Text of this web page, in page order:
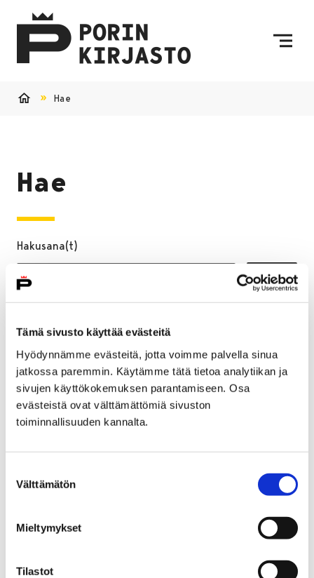
Tämä sivusto käyttää evästeitä
Hyödynnämme evästeitä, jotta voimme palvella sinua
jatkossa paremmin. Käytämme tätä tietoa analytiikan ja
sivujen käyttökokemuksen parantamiseen. Osa
evästeistä ovat välttämättömiä sivuston
toiminnallisuuden kannalta.
valinta
Välttämätön
Mieltymykset
Tilastot
Hae
Hae
Hakusana(t)
Hae
KAIKKI SIVUT UUTISET
, VALITTU
Haku "page/3" palautti 0 tulosta